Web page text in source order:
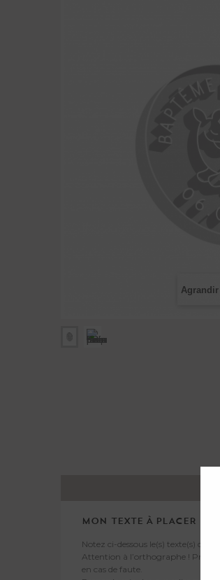
MON TEXTE À PLACER
Notez ci-dessous le(s) texte(s)
Attention à l’orthographe ! Print
en cas de faute.